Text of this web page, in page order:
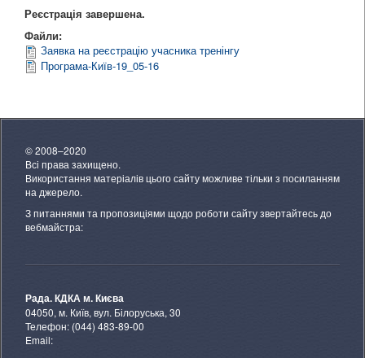
Реєстрація завершена.
Файли:
Заявка на реєстрацію учасника тренінгу
Програма-Київ-19_05-16
© 2008–2020
Всі права захищено.
Використання матеріалів цього сайту можливе тільки з посиланням
на джерело.
З питаннями та пропозиціями щодо роботи сайту звертайтесь до
вебмайстра:
Рада. КДКА м. Києва
04050, м. Київ, вул. Білоруська, 30
Телефон: (044) 483-89-00
Email: